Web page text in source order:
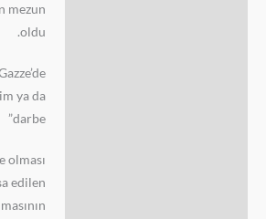
mezun
oldu.
ya da
darbe”
olması
edilen